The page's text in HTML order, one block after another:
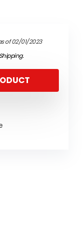
of 02/01/2023
Shipping.